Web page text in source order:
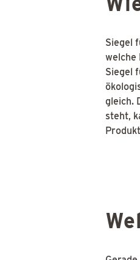
Siegel
welche
Siegel
gleich.
steht,